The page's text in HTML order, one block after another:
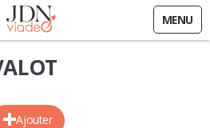
MENU
Ajouter